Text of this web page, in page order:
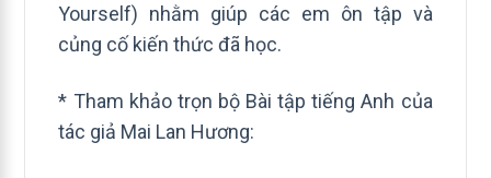
Yourself) nhằm giúp các em ôn tập và
củng cố kiến thức đã học.
* Tham khảo trọn bộ Bài tập tiếng Anh của
tác giả Mai Lan Hương: